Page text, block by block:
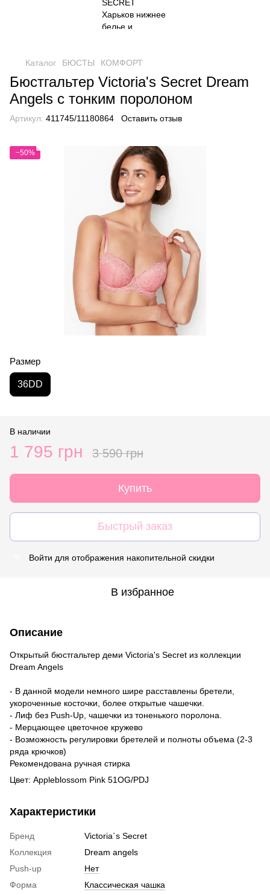
Каталог БЮСТЫ КОМФОРТ
Бюстгальтер Victoria's Secret Dream
Angels с тонким поролоном
Артикул: 411745/11180864 Оставить отзыв
−50%
Размер
36DD
В наличии
1 795 грн 3 590 грн
Купить
Быстрый заказ
Войти для отображения накопительной скидки
В избранное
Описание
Открытый бюстгальтер деми Victoria's Secret из коллекции
Dream Angels
- В данной модели немного шире расставлены бретели,
укороченные косточки, более открытые чашечки.
- Лиф без Push-Up, чашечки из тоненького поролона.
- Мерцающее цветочное кружево
- Возможность регулировки бретелей и полноты объема (2-3
ряда крючков)
Рекомендована ручная стирка
Цвет: Appleblossom Pink 51OG/PDJ
Характеристики
Бренд
Victoria`s Secret
Коллекция
Dream angels
Push-up
Нет
Форма
Классическая чашка